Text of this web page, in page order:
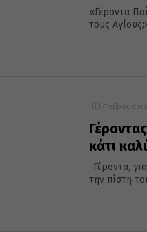
«Γέροντα
τους
03
κάτι
-Γέροντα,
τήν πίστη